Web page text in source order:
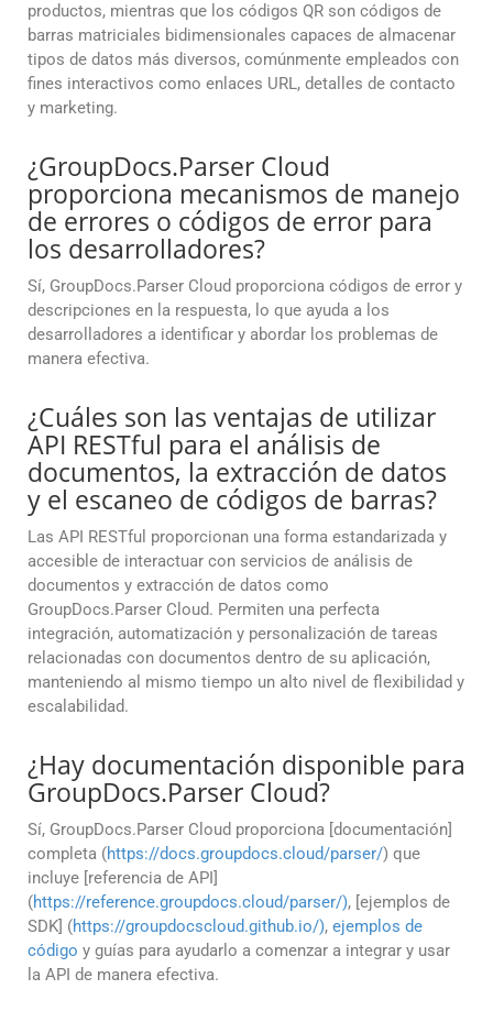
productos, mientras que los códigos QR son códigos de
barras matriciales bidimensionales capaces de almacenar
tipos de datos más diversos, comúnmente empleados con
fines interactivos como enlaces URL, detalles de contacto
y marketing.
¿GroupDocs.Parser Cloud
proporciona mecanismos de manejo
de errores o códigos de error para
los desarrolladores?
Sí, GroupDocs.Parser Cloud proporciona códigos de error y
descripciones en la respuesta, lo que ayuda a los
desarrolladores a identificar y abordar los problemas de
manera efectiva.
¿Cuáles son las ventajas de utilizar
API RESTful para el análisis de
documentos, la extracción de datos
y el escaneo de códigos de barras?
Las API RESTful proporcionan una forma estandarizada y
accesible de interactuar con servicios de análisis de
documentos y extracción de datos como
GroupDocs.Parser Cloud. Permiten una perfecta
integración, automatización y personalización de tareas
relacionadas con documentos dentro de su aplicación,
manteniendo al mismo tiempo un alto nivel de flexibilidad y
escalabilidad.
¿Hay documentación disponible para
GroupDocs.Parser Cloud?
Sí, GroupDocs.Parser Cloud proporciona [documentación]
completa (https://docs.groupdocs.cloud/parser/) que
incluye [referencia de API]
(https://reference.groupdocs.cloud/parser/), [ejemplos de
SDK] (https://groupdocscloud.github.io/), ejemplos de
código y guías para ayudarlo a comenzar a integrar y usar
la API de manera efectiva.